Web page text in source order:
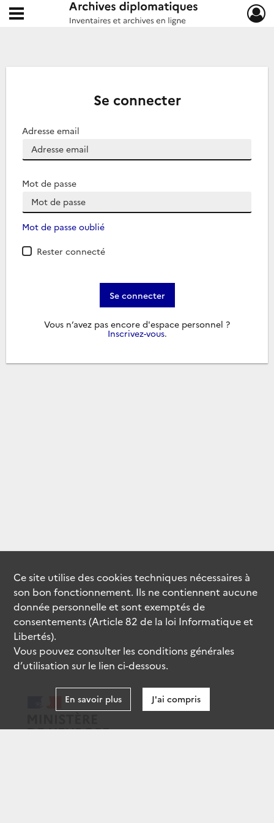
Archives diplomatiques
Ouvrir le menu déroulant
Se connecter
Adresse email
Mot de passe
Mot de passe oublié
Rester connecté
Se connecter
Vous n’avez pas encore d'espace personnel ?
Inscrivez-vous.
Ce site utilise descookiestechniques nécessaires à
son bon fonctionnement. Ils ne contiennent aucune
donnée personnelle et sont exemptés de
consentements (Article 82 de la loi Informatique et
Libertés).
Vous pouvez consulter les conditions générales
d’utilisation sur le lien ci-dessous.
En savoir plus J'ai compris